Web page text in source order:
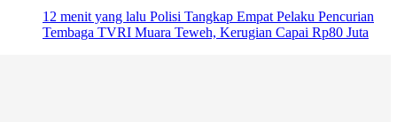
12 menit yang lalu Polisi Tangkap Empat Pelaku Pencurian
Tembaga TVRI Muara Teweh, Kerugian Capai Rp80 Juta